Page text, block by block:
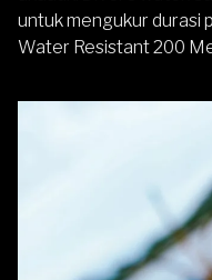
untuk mengukur durasi
Water Resistant 200